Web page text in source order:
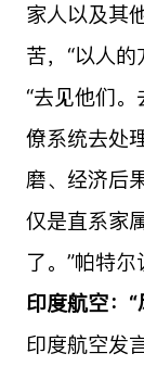
家人以及其
苦，“以人的
“去见他们
僚系统去处
磨、经济后
仅是直系家
了。”帕特尔
印度航空：
印度航空发